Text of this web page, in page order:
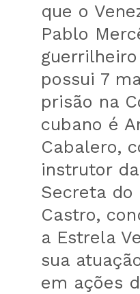
que o
Pablo
guerrilheiro
possui 7
prisão na
cubano é
Cabalero,
instrutor
Secreta do
Castro,
a Estrela
sua
em ações